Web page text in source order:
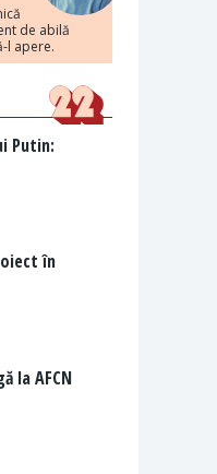
de abilă
l apere.
Putin:
în
la AFCN